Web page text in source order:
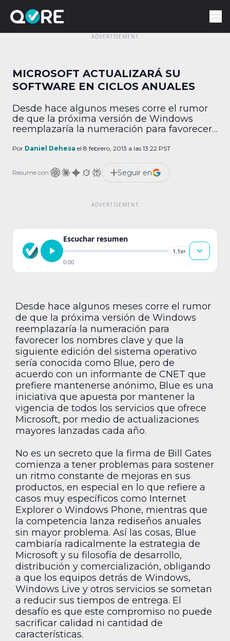
MICROSOFT ACTUALIZARÁ SU
SOFTWARE EN CICLOS ANUALES
Desde hace algunos meses corre el rumor
de que la próxima versión de Windows
reemplazaría la numeración para favorecer
del sistema operativo sería conocida como
CNET que prefiere mantenerse anónimo,
Blue es una iniciativa que apuesta por
Por Daniel Dehesa el 8 febrero, 2013 a las 13:22 PST
Resume con: Seguir en
Escuchar resumen
1.1x▾
0:00
Desde hace algunos meses corre el rumor
de que la próxima versión de Windows
reemplazaría la numeración para
favorecer los nombres clave y que la
siguiente edición del sistema operativo
sería conocida como Blue, pero de
acuerdo con un informante de CNET que
prefiere mantenerse anónimo, Blue es una
iniciativa que apuesta por mantener la
vigencia de todos los servicios que ofrece
Microsoft, por medio de actualizaciones
mayores lanzadas cada año.
No es un secreto que la firma de Bill Gates
comienza a tener problemas para sostener
un ritmo constante de mejoras en sus
productos, en especial en lo que refiere a
casos muy específicos como Internet
Explorer o Windows Phone, mientras que
la competencia lanza rediseños anuales
sin mayor problema. Así las cosas, Blue
cambiaría radicalmente la estrategia de
Microsoft y su filosofía de desarrollo,
distribución y comercialización, obligando
a que los equipos detrás de Windows,
Windows Live y otros servicios se sometan
a reducir sus tiempos de entrega. El
desafío es que este compromiso no puede
sacrificar calidad ni cantidad de
características.